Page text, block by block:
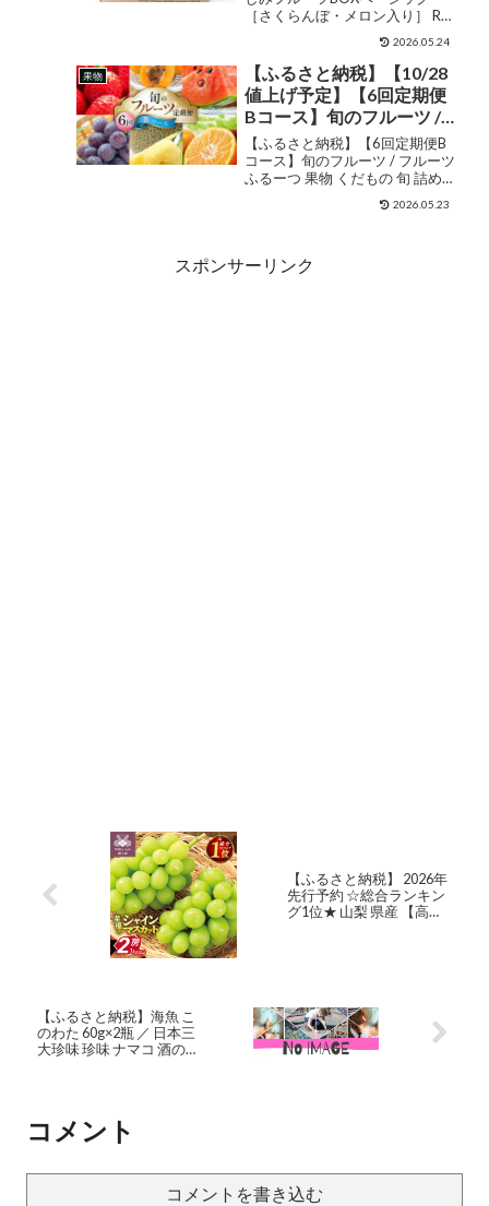
わせ フルーツ盛合せ 在宅
勤務 ビタミンフルーツ ダ
イエット フルーツ デトッ
クスフルーツ フルーツギ
フト 朝フルーツ 健康食品
高級品
［さくらんぼ・メロン入り］ RC
送料込 果物詰め合わせ フルーツ
盛合せ 在宅勤務 ビタミンフルー
ツ ダイエット フルーツ デトック
スフルーツ フルーツギフト 朝フ
ルーツ 健康食品 ...
2026.05.24
果物
【ふるさと納税】【10/28
値上げ予定】【6回定期便
Bコース】旬のフルーツ /
フルーツ ふるーつ 果物 く
だもの 旬 詰め合わせ セッ
ト 定期便 フルーツ定期便
果物定期便 / 南島原市 / 長
【ふるさと納税】【6回定期便B
コース】旬のフルーツ / フルーツ
ふるーつ 果物 くだもの 旬 詰め合
便 果物定期便 / 南島原市 / 長崎県
原...
2026.05.23
スポンサーリンク
【ふるさと納税】 2026年
先行予約 ☆総合ランキン
グ1位★ 山梨 県産 【高評
大粒 高級 甘い 【2026年8
月中旬〜10月上旬頃順次
発送】 k245-002
【ふるさと納税】海魚 こ
のわた 60g×2瓶 ／ 日本三
大珍味 珍味 ナマコ 酒の肴
施中／
コメント
コメントを書き込む